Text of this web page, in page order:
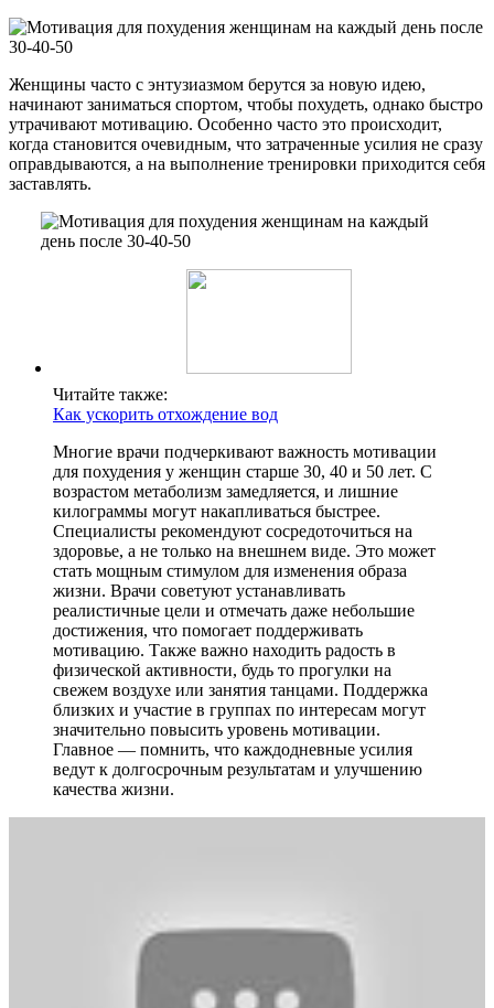
Женщины часто с энтузиазмом берутся за новую идею,
начинают заниматься спортом, чтобы похудеть, однако быстро
утрачивают мотивацию. Особенно часто это происходит,
когда становится очевидным, что затраченные усилия не сразу
оправдываются, а на выполнение тренировки приходится себя
заставлять.
Читайте также:
Как ускорить отхождение вод
Многие врачи подчеркивают важность мотивации
для похудения у женщин старше 30, 40 и 50 лет. С
возрастом метаболизм замедляется, и лишние
килограммы могут накапливаться быстрее.
Специалисты рекомендуют сосредоточиться на
здоровье, а не только на внешнем виде. Это может
стать мощным стимулом для изменения образа
жизни. Врачи советуют устанавливать
реалистичные цели и отмечать даже небольшие
достижения, что помогает поддерживать
мотивацию. Также важно находить радость в
физической активности, будь то прогулки на
свежем воздухе или занятия танцами. Поддержка
близких и участие в группах по интересам могут
значительно повысить уровень мотивации.
Главное — помнить, что каждодневные усилия
ведут к долгосрочным результатам и улучшению
качества жизни.